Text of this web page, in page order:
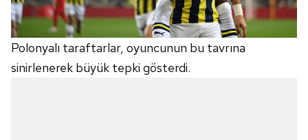
Polonyalı taraftarlar, oyuncunun bu tavrına
sinirlenerek büyük tepki gösterdi.